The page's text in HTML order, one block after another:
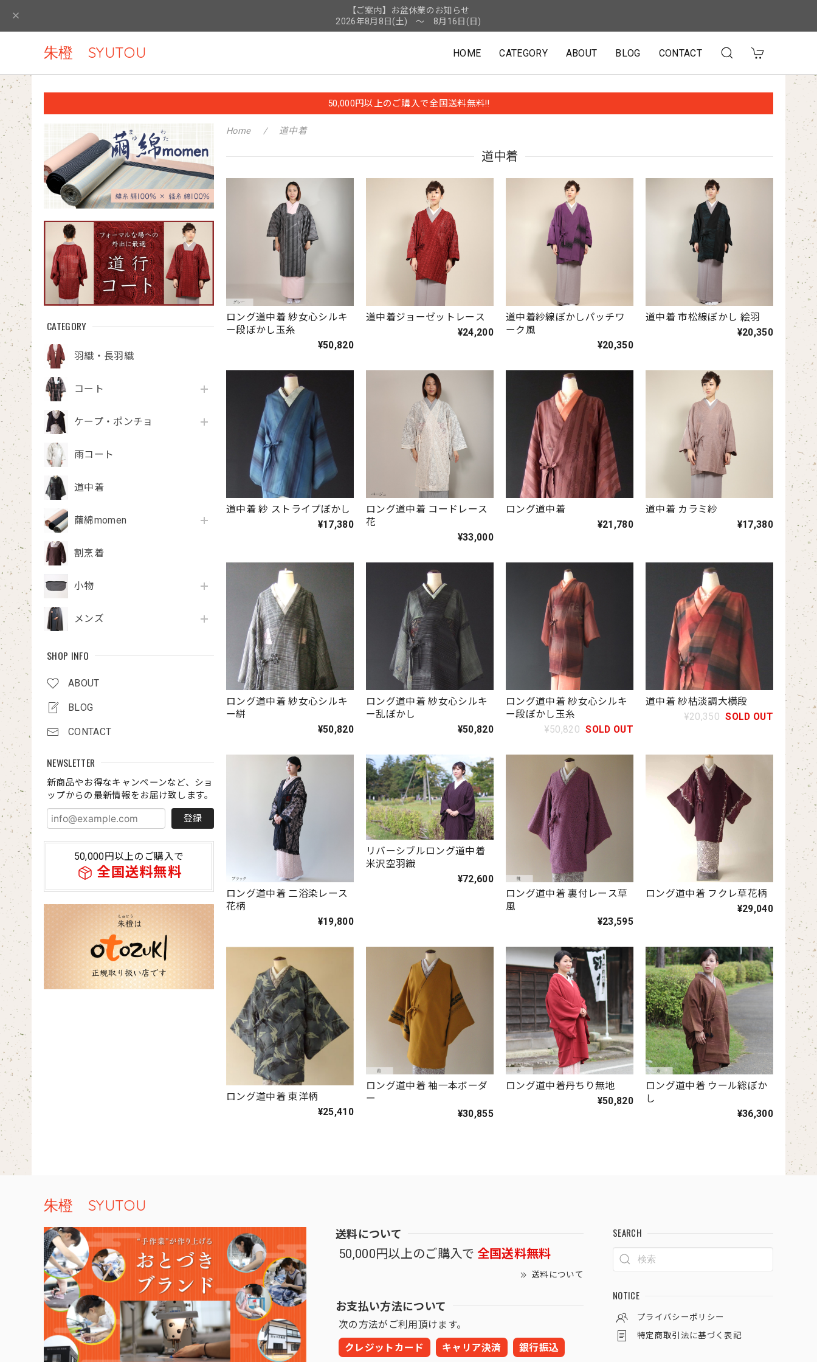
【ご案内】お盆休業のお知らせ
2026年8月8日(土) ～ 8月16日(日)
朱橙 SYUTOU HOME CATEGORY ABOUT BLOG CONTACT
50,000円以上のご購入で全国送料無料!!
CATEGORY
羽織・長羽織
コート
ケープ・ポンチョ
雨コート
道中着
繭綿momen
割烹着
小物
メンズ
SHOP INFO
ABOUT
BLOG
CONTACT
NEWSLETTER
新商品やお得なキャンペーンなど、ショ
ップからの最新情報をお届け致します。
登録
50,000円以上のご購入で
全国送料無料
Home 道中着
道中着
ロング道中着 紗女心シルキ
ー段ぼかし玉糸
¥50,820
道中着ジョーゼットレース
¥24,200
道中着紗線ぼかしパッチワ
ーク風
¥20,350
道中着 市松線ぼかし 絵羽
¥20,350
道中着 紗 ストライプぼかし
¥17,380
ロング道中着 コードレース
花
¥33,000
ロング道中着
¥21,780
道中着 カラミ紗
¥17,380
ロング道中着 紗女心シルキ
ー絣
¥50,820
ロング道中着 紗女心シルキ
ー乱ぼかし
¥50,820
ロング道中着 紗女心シルキ
ー段ぼかし玉糸
¥50,820 SOLD OUT
道中着 紗枯淡調大横段
¥20,350 SOLD OUT
ロング道中着 二浴染レース
花柄
¥19,800
リバーシブルロング道中着
米沢空羽織
¥72,600
ロング道中着 裏付レース草
風
¥23,595
ロング道中着 フクレ草花柄
¥29,040
ロング道中着 東洋柄
¥25,410
ロング道中着 袖一本ボーダ
ー
¥30,855
ロング道中着丹ちり無地
¥50,820
ロング道中着 ウール総ぼか
し
¥36,300
朱橙 SYUTOU
送料について
50,000円以上のご購入で 全国送料無料
送料について
お支払い方法について
次の方法がご利用頂けます。
クレジットカード
キャリア決済 銀行振込
SEARCH
NOTICE
プライバシーポリシー
特定商取引法に基づく表記